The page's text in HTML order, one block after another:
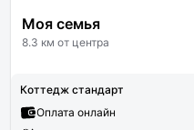
Моя семья
8.3 км от центра
Коттедж стандарт
Оплата онлайн